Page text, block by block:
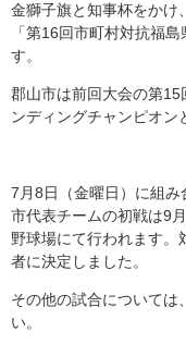
金獅子旗と知事杯をかけ
「第16回市町村対抗福
す。
郡山市は前回大会の第
ンディングチャンピオン
7月8日（金曜日）に組
市代表チームの初戦は9
野球場にて行われます。
者に決定しました。
その他の試合については
い。